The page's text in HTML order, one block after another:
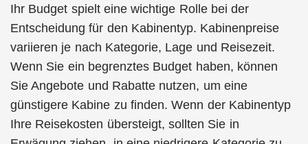
Ihr Budget spielt eine wichtige Rolle bei der
Entscheidung für den Kabinentyp. Kabinenpreise
variieren je nach Kategorie, Lage und Reisezeit.
Wenn Sie ein begrenztes Budget haben, können
Sie Angebote und Rabatte nutzen, um eine
günstigere Kabine zu finden. Wenn der Kabinentyp
Ihre Reisekosten übersteigt, sollten Sie in